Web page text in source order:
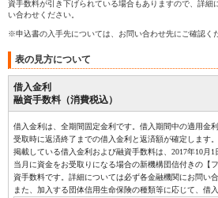
資手数料が引き下げられている場合もありますので、詳細
い合わせください。
※申込書の入手先については、お問い合わせ先にご確認く
表の見方について
借入金利
融資手数料（消費税込）
借入金利は、全期間固定金利です。借入期間中の適用金
受取時に返済終了までの借入金利と返済額が確定します。
掲載している借入金利および融資手数料は、2017年10月1
当月に資金をお受取りになる場合の新機構団信付きの【
資手数料です。詳細については必ず各金融機関にお問い合
また、加入する団体信用生命保険の種類等に応じて、借